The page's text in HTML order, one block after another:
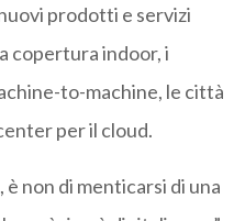
prodotti e servizi
copertura indoor, i
to-machine, le città
per il cloud.
, è non di menticarsi di una